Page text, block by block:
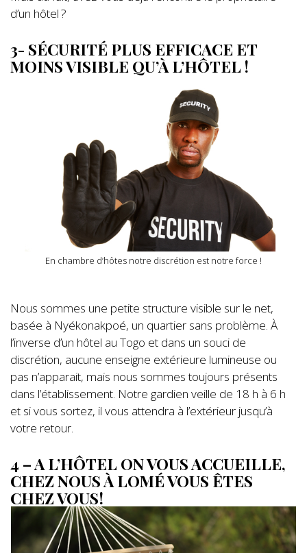
d’un hôtel ?
3- SÉCURITÉ PLUS EFFICACE ET
MOINS VISIBLE QU’À L’HÔTEL !
En chambre d’hôtes notre discrétion est notre force !
Nous sommes une petite structure visible sur le net,
basée à Nyékonakpoé, un quartier sans problème. À
l’inverse d’un hôtel au Togo et dans un souci de
discrétion, aucune enseigne extérieure lumineuse ou
pas n’apparait, mais nous sommes toujours présents
dans l’établissement. Notre gardien veille de 18 h à 6 h
et si vous sortez, il vous attendra à l’extérieur jusqu’à
votre retour.
4 – A L’HÔTEL ON VOUS ACCUEILLE,
CHEZ NOUS À LOMÉ VOUS ÊTES
CHEZ VOUS !